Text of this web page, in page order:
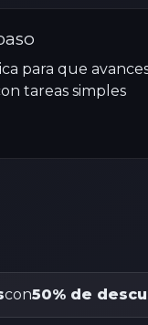
para que
tareas simples
con50% de